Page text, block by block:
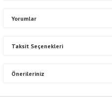
Yorumlar
Taksit Seçenekleri
Önerileriniz